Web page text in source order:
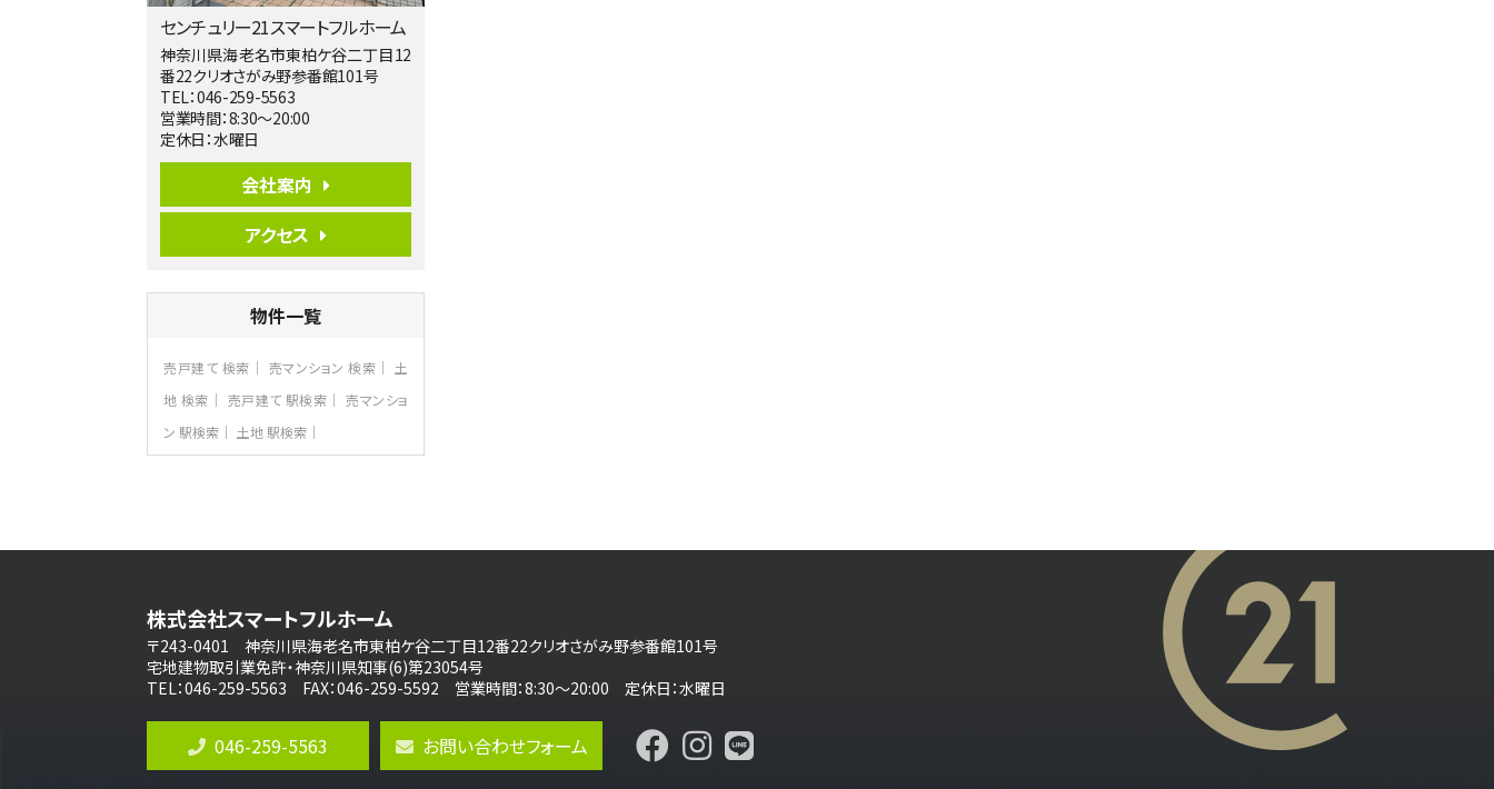
バ19分・歩8分
開放感があり日当たり良好な南西・北西角
地区画。 …
第6位
3,680万円
4ＳＬＤＫ
リビングダイニング部分の床暖房完備 車
並列2台駐…
4ＬＤＫ
さがみ野駅
る広さ…
第8位
3,990万円
4ＬＤＫ
4ＬＤＫ
長後駅
バ11分 ・歩6分
全棟ＬＤＫは16帖の4ＬＤＫ！食器洗い乾燥
機や浴…
4,190万円
センチュリー21スマートフルホーム
神奈川県海老名市東柏ケ谷二丁目12
番22クリオさがみ野参番館101号
TEL：046-259-5563
営業時間：8:30～20:00
定休日：水曜日
会社案内
アクセス
物件一覧
売戸建て 検索 売マンション 検索
土
地 検索
売戸建て 駅検索
売マンショ
ン 駅検索
土地 駅検索
株式会社スマートフルホーム
〒243-0401 神奈川県海老名市東柏ケ谷二丁目12番22クリオさがみ野参番館101号
宅地建物取引業免許・神奈川県知事(6)第23054号
TEL：046-259-5563 FAX：046-259-5592 営業時間：8:30～20:00 定休日：水曜日
046-259-5563 お問い合わせフォーム